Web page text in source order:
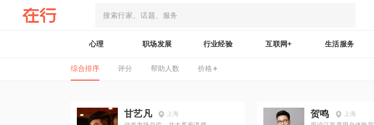
心理 职场发展 行业经验 互联网+ 生活服务
综合排序 评分 帮助人数 价格
甘艺凡
上海
贺鸣
上海